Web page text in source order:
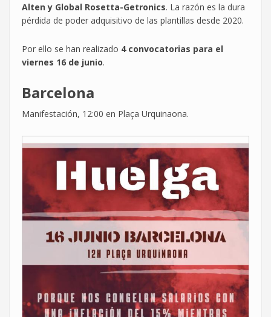
Alten y Global Rosetta-Getronics. La razón es la dura
pérdida de poder adquisitivo de las plantillas desde 2020.
Por ello se han realizado 4 convocatorias para el
viernes 16 de junio.
Barcelona
Manifestación, 12:00 en Plaça Urquinaona.